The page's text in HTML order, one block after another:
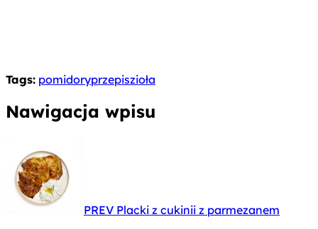
Tags: pomidoryprzepiszioła
Nawigacja wpisu
PREV Placki z cukinii z parmezanem